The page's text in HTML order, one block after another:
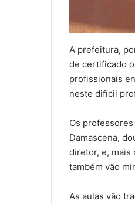
A prefeitura,
de certificado
profissionais
neste difícil
Os
Damascena,
diretor, e, mais
também vão
As aulas vão